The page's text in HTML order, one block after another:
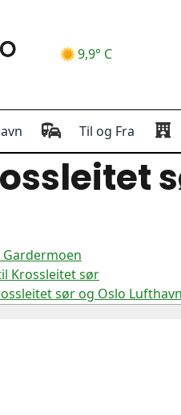
9,9° C
Til og Fra
Krossleitet sør
sør og Oslo